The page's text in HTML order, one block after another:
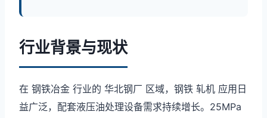
行业背景与现状
在 钢铁冶金 行业的 华北钢厂 区域，钢铁 轧机 应用日
益广泛，配套液压油处理设备需求持续增长。25MPa